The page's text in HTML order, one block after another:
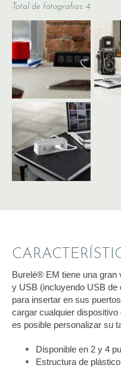
Total de fotografias: 4
Burelé® EM tiene una gran
y USB (incluyendo USB de
para insertar en sus
cargar cualquier
es posible personalizar su
Disponible en 2 y 4
Estructura de